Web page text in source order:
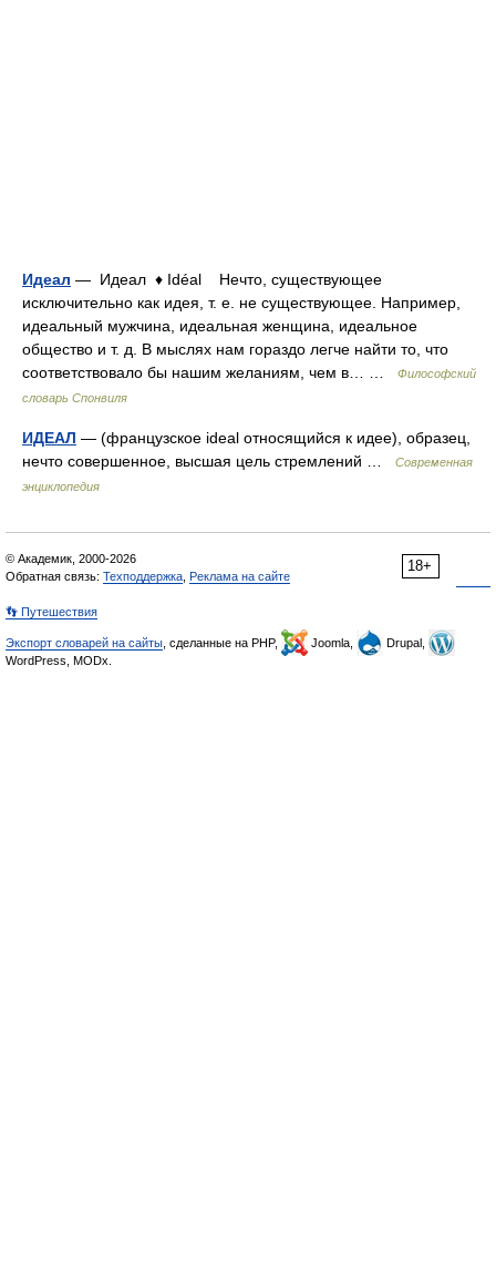
Идеал — Идеал ♦ Idéal Нечто, существующее
исключительно как идея, т. е. не существующее. Например,
идеальный мужчина, идеальная женщина, идеальное
общество и т. д. В мыслях нам гораздо легче найти то, что
соответствовало бы нашим желаниям, чем в… …
Философский
словарь Спонвиля
ИДЕАЛ — (французское ideal относящийся к идее), образец,
нечто совершенное, высшая цель стремлений …
Современная
энциклопедия
18+
© Академик, 2000-2026
Обратная связь: Техподдержка Реклама на сайте
👣 Путешествия
Экспорт словарей на сайты , сделанные на PHP, Joomla,
Drupal,
WordPress, MODx.